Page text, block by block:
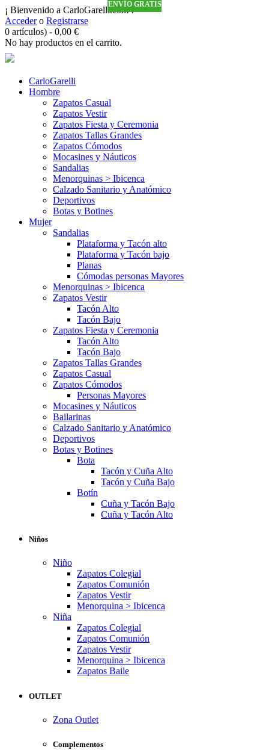
¡ Bienvenido a CarloGarelli.com !
Accedero Registrarse
0 artículos) - 0,00 €
No hay productos en el carrito.
CarloGarelli
Hombre
Zapatos Casual
Zapatos Vestir
Zapatos Fiesta y Ceremonia
Zapatos Tallas Grandes
Zapatos Cómodos
Mocasines y Náuticos
Sandalias
Menorquinas > Ibicenca
Calzado Sanitario y Anatómico
Deportivos
Botas y Botines
Mujer
Sandalias
Plataforma y Tacón alto
Plataforma y Tacón bajo
Planas
Cómodas personas Mayores
Menorquinas > Ibicenca
Zapatos Vestir
Tacón Alto
Tacón Bajo
Zapatos Fiesta y Ceremonia
Tacón Alto
Tacón Bajo
Zapatos Tallas Grandes
Zapatos Casual
Zapatos Cómodos
Personas Mayores
Mocasines y Náuticos
Bailarinas
Calzado Sanitario y Anatómico
Deportivos
Botas y Botines
Bota
Tacón y Cuña Alto
Tacón y Cuña Bajo
Botín
Cuña y Tacón Bajo
Cuña y Tacón Alto
Niños
Niño
Zapatos Colegial
Zapatos Comunión
Zapatos Vestir
Menorquina > Ibicenca
Niña
Zapatos Colegial
Zapatos Comunión
Zapatos Vestir
Menorquina > Ibicenca
Zapatos Baile
OUTLET
Zona Outlet
Complementos
ENVÍO GRATIS
ENVÍO GRATIS
ENVÍO GRATIS
ENVÍO GRATIS
ENVÍO GRATIS